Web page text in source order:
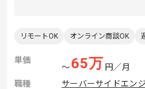
リモートOK オンライン商談OK
単価
〜65万 円／月
職種
サーバーサイドエン